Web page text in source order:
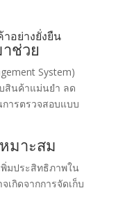
อย่างยั่งยืน
ช่วย
System)
สินค้าแม่นยำ ลด
ารตรวจสอบแบบ
มาะสม
มประสิทธิภาพใน
เกิดจากการจัดเก็บ